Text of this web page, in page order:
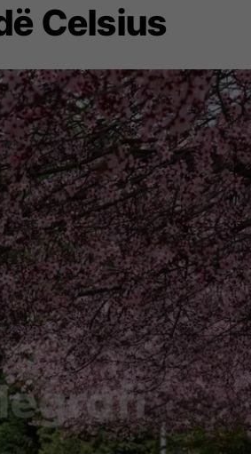
Celsius